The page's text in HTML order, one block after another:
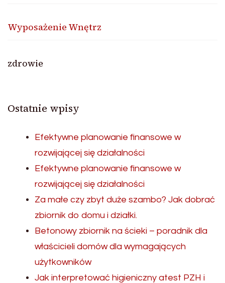
Wyposażenie Wnętrz
zdrowie
Ostatnie wpisy
Efektywne planowanie finansowe w
rozwijającej się działalności
Efektywne planowanie finansowe w
rozwijającej się działalności
Za małe czy zbyt duże szambo? Jak dobrać
zbiornik do domu i działki.
Betonowy zbiornik na ścieki – poradnik dla
właścicieli domów dla wymagających
użytkowników
Jak interpretować higieniczny atest PZH i